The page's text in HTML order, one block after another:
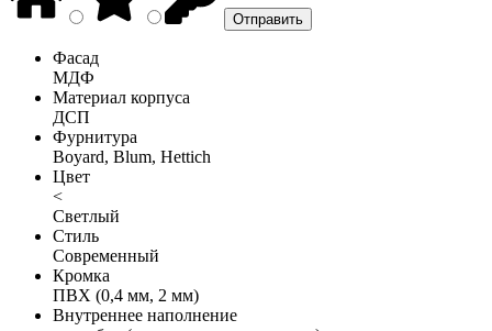
Фасад
МДФ
Материал корпуса
ДСП
Фурнитура
Boyard, Blum, Hettich
Цвет
<
Светлый
Стиль
Современный
Кромка
ПВХ (0,4 мм, 2 мм)
Внутреннее наполнение